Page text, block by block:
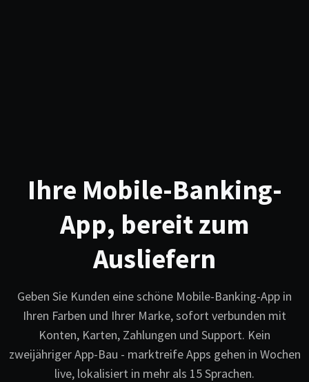
Ihre Mobile-Banking-
App, bereit zum
Ausliefern
Geben Sie Kunden eine schöne Mobile-Banking-App in
Ihren Farben und Ihrer Marke, sofort verbunden mit
Konten, Karten, Zahlungen und Support. Kein
zweijähriger App-Bau - marktreife Apps gehen in Wochen
live, lokalisiert in mehr als 15 Sprachen.